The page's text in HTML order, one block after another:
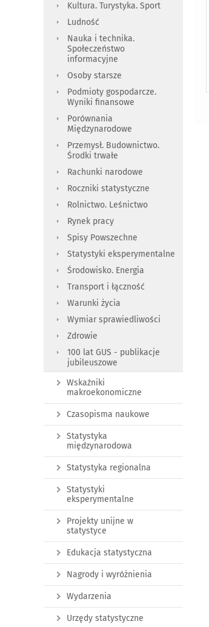
Kultura. Turystyka. Sport
Ludność
Nauka i technika.
Społeczeństwo
informacyjne
Osoby starsze
Podmioty gospodarcze.
Wyniki finansowe
Porównania
Międzynarodowe
Przemysł. Budownictwo.
Środki trwałe
Rachunki narodowe
Roczniki statystyczne
Rolnictwo. Leśnictwo
Rynek pracy
Spisy Powszechne
Statystyki eksperymentalne
Środowisko. Energia
Transport i łączność
Warunki życia
Wymiar sprawiedliwości
Zdrowie
100 lat GUS - publikacje
jubileuszowe
Wskaźniki
makroekonomiczne
Czasopisma naukowe
Statystyka
międzynarodowa
Statystyka regionalna
Statystyki
eksperymentalne
Projekty unijne w
statystyce
Edukacja statystyczna
Nagrody i wyróżnienia
Wydarzenia
Urzędy statystyczne